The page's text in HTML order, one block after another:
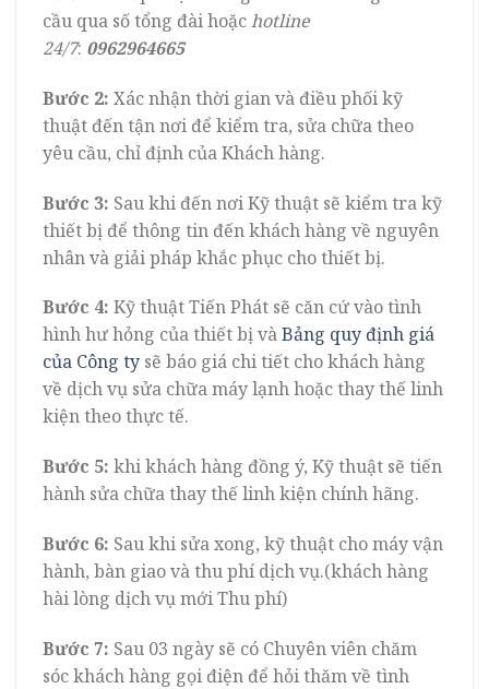
cầu qua số tổng đài hoặchotline
24/7: 0962964665
Bước 2: Xác nhận thời gian và điều phối kỹ
thuật đến tận nơi để kiểm tra, sửa chữa theo
yêu cầu, chỉ định của Khách hàng.
Bước 3: Sau khi đến nơi Kỹ thuật sẽ kiểm tra kỹ
thiết bị để thông tin đến khách hàng về nguyên
nhân và giải pháp khắc phục cho thiết bị.
Bước 4: Kỹ thuật Tiến Phát sẽ căn cứ vào tình
hình hư hỏng của thiết bị vàBảng quy định giá
của Công ty sẽ báo giá chi tiết cho khách hàng
về dịch vụ sửa chữa máy lạnh hoặc thay thế linh
kiện theo thực tế.
Bước 5: khi khách hàng đồng ý, Kỹ thuật sẽ tiến
hành sửa chữa thay thế linh kiện chính hãng.
Bước 6: Sau khi sửa xong, kỹ thuật cho máy vận
hành, bàn giao và thu phí dịch vụ.(khách hàng
hài lòng dịch vụ mới Thu phí)
Bước 7: Sau 03 ngày sẽ có Chuyên viên chăm
sóc khách hàng gọi điện để hỏi thăm về tình